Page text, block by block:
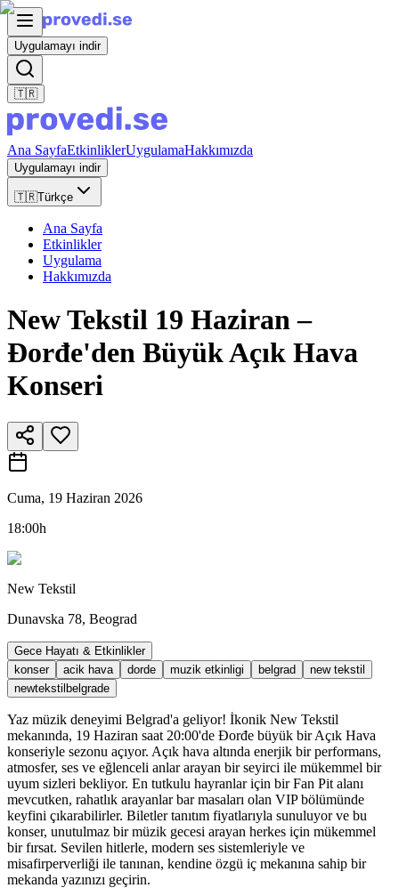
Uygulamayı indir
🇹🇷
Ana SayfaEtkinliklerUygulamaHakkımızda
Uygulamayı indir
🇹🇷Türkçe
Ana Sayfa
Etkinlikler
Uygulama
Hakkımızda
New Tekstil 19 Haziran –
Đorđe'den Büyük Açık Hava
Konseri
Cuma, 19 Haziran 2026
18:00h
New Tekstil
Dunavska 78, Beograd
Gece Hayatı & Etkinlikler
konser
acik hava dorde muzik etkinligi belgrad
new tekstil
newtekstilbelgrade
Yaz müzik deneyimi Belgrad'a geliyor! İkonik New Tekstil
mekanında, 19 Haziran saat 20:00'de Đorđe büyük bir Açık Hava
konseriyle sezonu açıyor. Açık hava altında enerjik bir performans,
atmosfer, ses ve eğlenceli anlar arayan bir seyirci ile mükemmel bir
uyum sizleri bekliyor. En tutkulu hayranlar için bir Fan Pit alanı
mevcutken, rahatlık arayanlar bar masaları olan VIP bölümünde
keyfini çıkarabilirler. Biletler tanıtım fiyatlarıyla sunuluyor ve bu
konser, unutulmaz bir müzik gecesi arayan herkes için mükemmel
bir fırsat. Sevilen hitlerle, modern ses sistemleriyle ve
misafirperverliği ile tanınan, kendine özgü iç mekanına sahip bir
mekanda yazınızı geçirin.